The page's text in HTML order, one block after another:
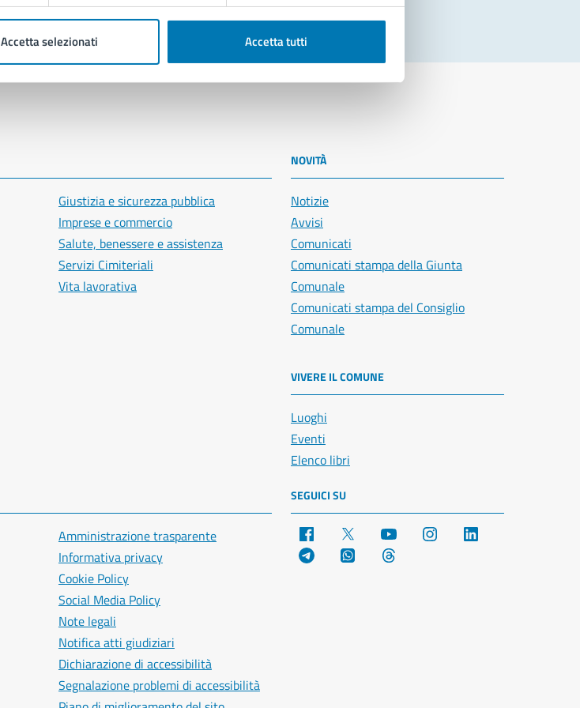
Accetta selezionati Accetta tutti
Giustizia e sicurezza pubblica
Imprese e commercio
Salute, benessere e assistenza
Servizi Cimiteriali
Vita lavorativa
NOVITÀ
Notizie
Avvisi
Comunicati
Comunicati stampa della Giunta
Comunale
Comunicati stampa del Consiglio
Comunale
VIVERE IL COMUNE
Luoghi
Eventi
Elenco libri
Amministrazione trasparente
Informativa privacy
Cookie Policy
Social Media Policy
Note legali
Notifica atti giudiziari
Dichiarazione di accessibilità
Segnalazione problemi di accessibilità
SEGUICI SU
Facebook YouTube Instagram
Telegram WhatsApp